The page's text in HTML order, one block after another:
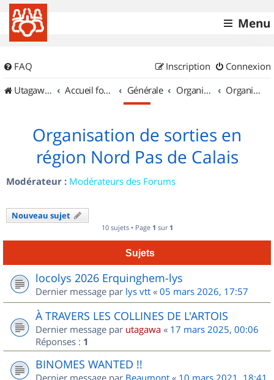
Menu
FAQ Connexion
Inscription
UtagawaVTT (Randos VTT et VTTAE avec traces GPS)
Accueil forum Générale Organisation de sorties & Recherche de partenaires Organisation de sorties en région Nord Pas de Calais
Organisation de sorties en
région Nord Pas de Calais
Modérateur : Modérateurs des Forums
Nouveau sujet
10 sujets • Page 1 sur 1
Sujets
locolys 2026 Erquinghem-lys
Dernier message par lys vtt « 05 mars 2026, 17:57
À TRAVERS LES COLLINES DE L'ARTOIS
Dernier message par utagawa « 17 mars 2025, 00:06
Réponses : 1
BINOMES WANTED !!
Dernier message par Beaumont « 10 mars 2021, 18:41